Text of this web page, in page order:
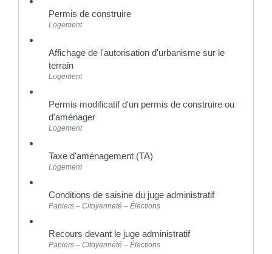
Permis de construire
Logement
Affichage de l'autorisation d'urbanisme sur le
terrain
Logement
Permis modificatif d'un permis de construire ou
d'aménager
Logement
Taxe d'aménagement (TA)
Logement
Conditions de saisine du juge administratif
Papiers – Citoyenneté – Élections
Recours devant le juge administratif
Papiers – Citoyenneté – Élections